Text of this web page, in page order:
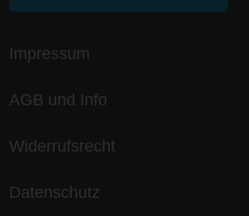
Impressum
AGB und Info
Widerrufsrecht
Datenschutz